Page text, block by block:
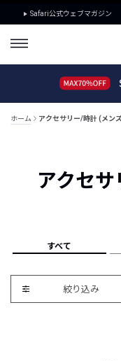
Safari公式ウェブマガジン
ホーム アクセサリー/時計 (メン
アクセ
すべて
絞り込み